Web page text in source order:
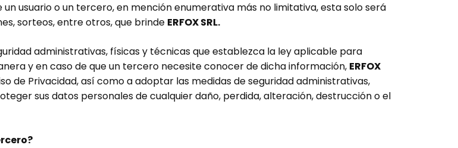
usuario o un tercero, en mención enumerativa más no limitativa, esta solo será
sorteos, entre otros, que brinde ERFOX SRL.
administrativas, físicas y técnicas que establezca la ley aplicable para
y en caso de que un tercero necesite conocer de dicha información, ERFOX
de Privacidad, así como a adoptar las medidas de seguridad administrativas,
sus datos personales de cualquier daño, perdida, alteración, destrucción o el